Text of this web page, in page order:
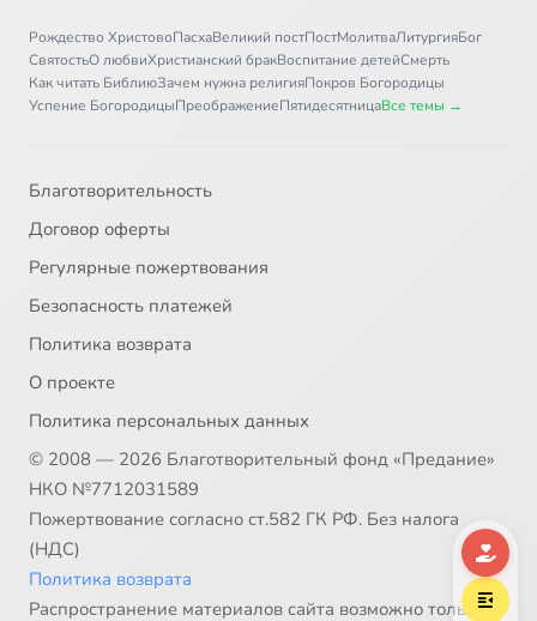
Рождество ХристовоПасхаВеликий постПостМолитваЛитургияБог
СвятостьО любвиХристианский бракВоспитание детейСмерть
Как читать БиблиюЗачем нужна религияПокров Богородицы
Успение БогородицыПреображениеПятидесятницаВсе темы →
Благотворительность
Договор оферты
Регулярные пожертвования
Безопасность платежей
Политика возврата
О проекте
Политика персональных данных
© 2008 — 2026 Благотворительный фонд «Предание»
НКО №7712031589
Пожертвование согласно ст.582 ГК РФ. Без налога
(НДС)
Политика возврата
Распространение материалов сайта возможно только в